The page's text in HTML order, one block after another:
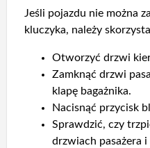
Jeśli pojazdu nie można
kluczyka, należy
Otworzyć drzwi
Zamknąć drzwi
klapę bagażnika.
Nacisnąć przycisk
Sprawdzić, czy
drzwiach pasażera